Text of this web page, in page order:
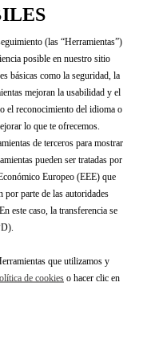
(las “Herramientas”)
posible en nuestro sitio
básicas como la seguridad, la
mejoran la usabilidad y el
lo que te ofrecemos.
de terceros para mostrar
pueden ser tratadas por
Europeo (EEE) que
parte de las autoridades
este caso, la transferencia se
que utilizamos y
(las “Herramientas”)
posible en nuestro sitio
básicas como la seguridad, la
mejoran la usabilidad y el
el reconocimiento del idioma o
lo que te ofrecemos.
de terceros para mostrar
pueden ser tratadas por
Europeo (EEE) que
por parte de las autoridades
este caso, la transferencia se
que utilizamos y
de cookieso hacer clic en